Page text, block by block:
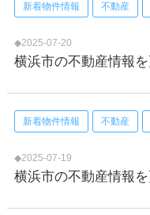
新着物件情報 不動産
◆2025-07-20
横浜市の不動産情報を
新着物件情報 不動産
◆2025-07-19
横浜市の不動産情報を